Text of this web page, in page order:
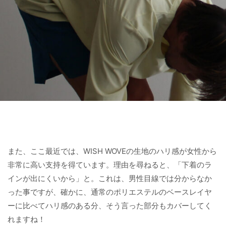
また、ここ最近では、WISH WOVEの生地のハリ感が女性から
非常に高い支持を得ています。理由を尋ねると、「下着のラ
インが出にくいから」と。これは、男性目線では分からなか
った事ですが、確かに、通常のポリエステルのベースレイヤ
ーに比べてハリ感のある分、そう言った部分もカバーしてく
れますね！